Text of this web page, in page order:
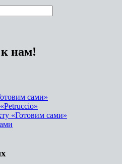
нам!
сами»
«Готовим сами»